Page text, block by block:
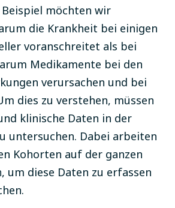
möchten wir
die Krankheit bei einigen
voranschreitet als bei
Medikamente bei den
verursachen und bei
dies zu verstehen, müssen
klinische Daten in der
untersuchen. Dabei arbeiten
Kohorten auf der ganzen
um diese Daten zu erfassen